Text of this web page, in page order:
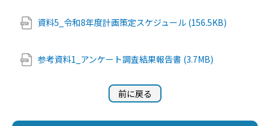
資料5_令和8年度計画策定スケジュール (156.5KB)
参考資料1_アンケート調査結果報告書 (3.7MB)
前に戻る